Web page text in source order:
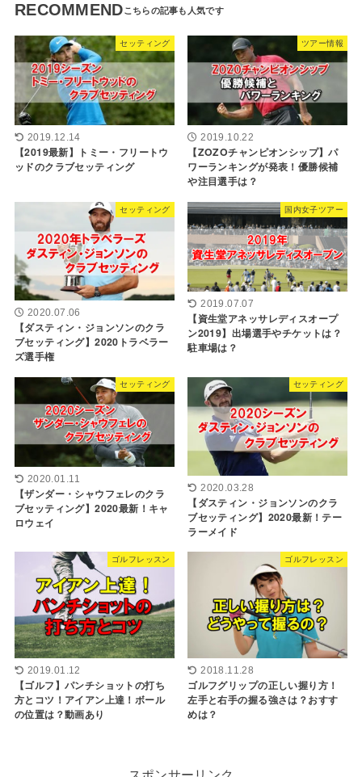
RECOMMEND
セッティング
2019.12.14
【2019最新】トミー・フリートウ
ッドのクラブセッティング
ツアー情報
2019.10.22
【ZOZOチャンピオンシップ】パ
ワーランキングが発表！優勝候補
や注目選手は？
セッティング
2020.07.06
【ダスティン・ジョンソンのクラ
ブセッティング】2020トラベラー
ズ選手権
国内女子ツアー
2019.07.07
【資生堂アネッサレディスオープ
ン2019】出場選手やチケットは？
駐車場は？
セッティング
2020.01.11
【ザンダー・シャウフェレのクラ
ブセッティング】2020最新！キャ
ロウェイ
セッティング
2020.03.28
【ダスティン・ジョンソンのクラ
ブセッティング】2020最新！テー
ラーメイド
ゴルフレッスン
2019.01.12
【ゴルフ】パンチショットの打ち
方とコツ！アイアン上達！ボール
の位置は？動画あり
ゴルフレッスン
2018.11.28
ゴルフグリップの正しい握り方！
左手と右手の握る強さは？おすす
めは？